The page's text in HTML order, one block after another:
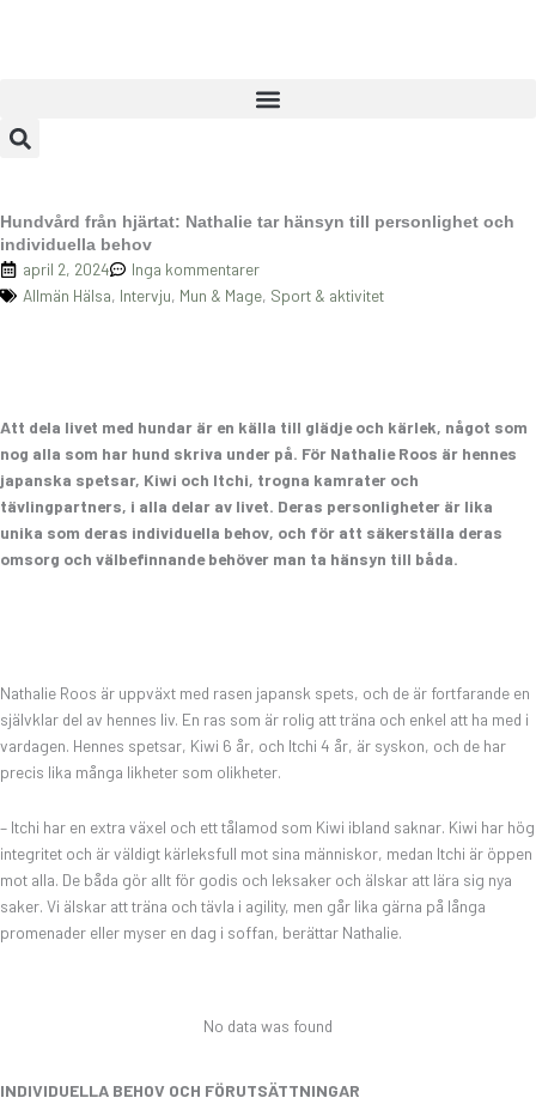
Hundvård från hjärtat: Nathalie tar hänsyn till personlighet och
individuella behov
april 2, 2024
Inga kommentarer
Allmän Hälsa, Intervju, Mun & Mage, Sport & aktivitet
Att dela livet med hundar är en källa till glädje och kärlek, något som
nog alla som har hund skriva under på. För Nathalie Roos är hennes
japanska spetsar, Kiwi och Itchi, trogna kamrater och
tävlingpartners, i alla delar av livet. Deras personligheter är lika
unika som deras individuella behov, och för att säkerställa deras
omsorg och välbefinnande behöver man ta hänsyn till båda.
Nathalie Roos är uppväxt med rasen japansk spets, och de är fortfarande en
självklar del av hennes liv. En ras som är rolig att träna och enkel att ha med i
vardagen. Hennes spetsar, Kiwi 6 år, och Itchi 4 år, är syskon, och de har
precis lika många likheter som olikheter.
– Itchi har en extra växel och ett tålamod som Kiwi ibland saknar. Kiwi har hög
integritet och är väldigt kärleksfull mot sina människor, medan Itchi är öppen
mot alla. De båda gör allt för godis och leksaker och älskar att lära sig nya
saker. Vi älskar att träna och tävla i agility, men går lika gärna på långa
promenader eller myser en dag i soffan, berättar Nathalie.
No data was found
INDIVIDUELLA BEHOV OCH FÖRUTSÄTTNINGAR